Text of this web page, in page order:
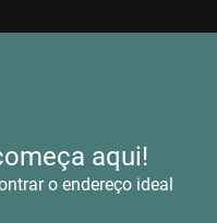
aqui!
o endereço ideal